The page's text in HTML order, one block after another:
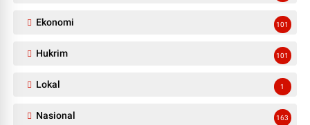
Ekonomi 101
Hukrim 101
Lokal 1
Nasional 163